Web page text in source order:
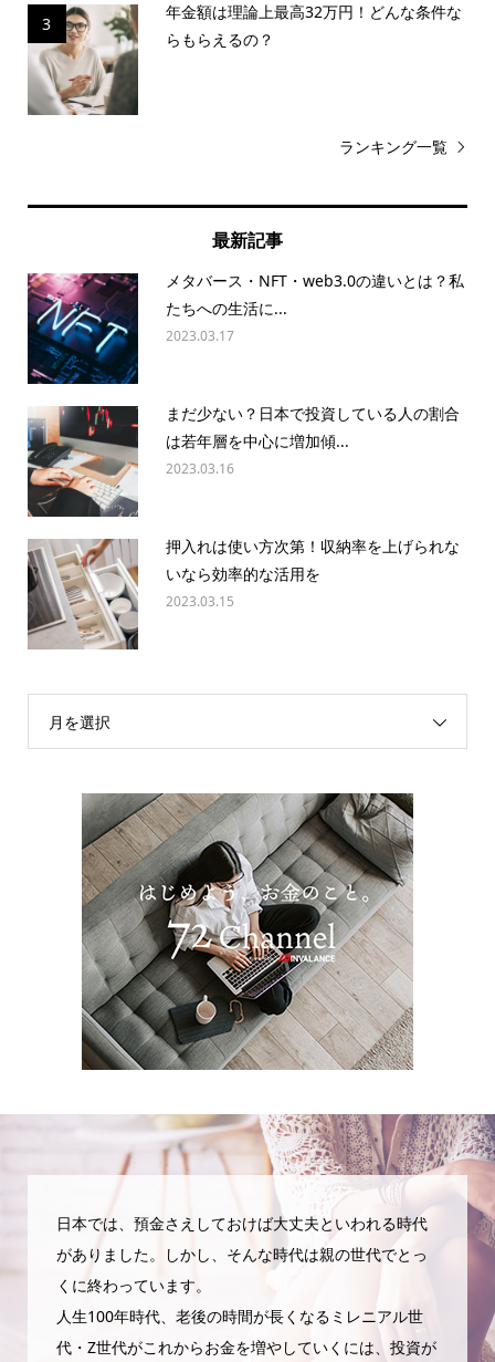
3
年金額は理論上最高32万円！どんな条件な
らもらえるの？
ランキング一覧
最新記事
メタバース・NFT・web3.0の違いとは？私
たちへの生活に...
2023.03.17
まだ少ない？日本で投資している人の割合
は若年層を中心に増加傾...
2023.03.16
押入れは使い方次第！収納率を上げられな
いなら効率的な活用を
2023.03.15
月を選択
日本では、預金さえしておけば大丈夫といわれる時代
がありました。しかし、そんな時代は親の世代でとっ
くに終わっています。
人生100年時代、老後の時間が長くなるミレニアル世
代・Z世代がこれからお金を増やしていくには、投資が